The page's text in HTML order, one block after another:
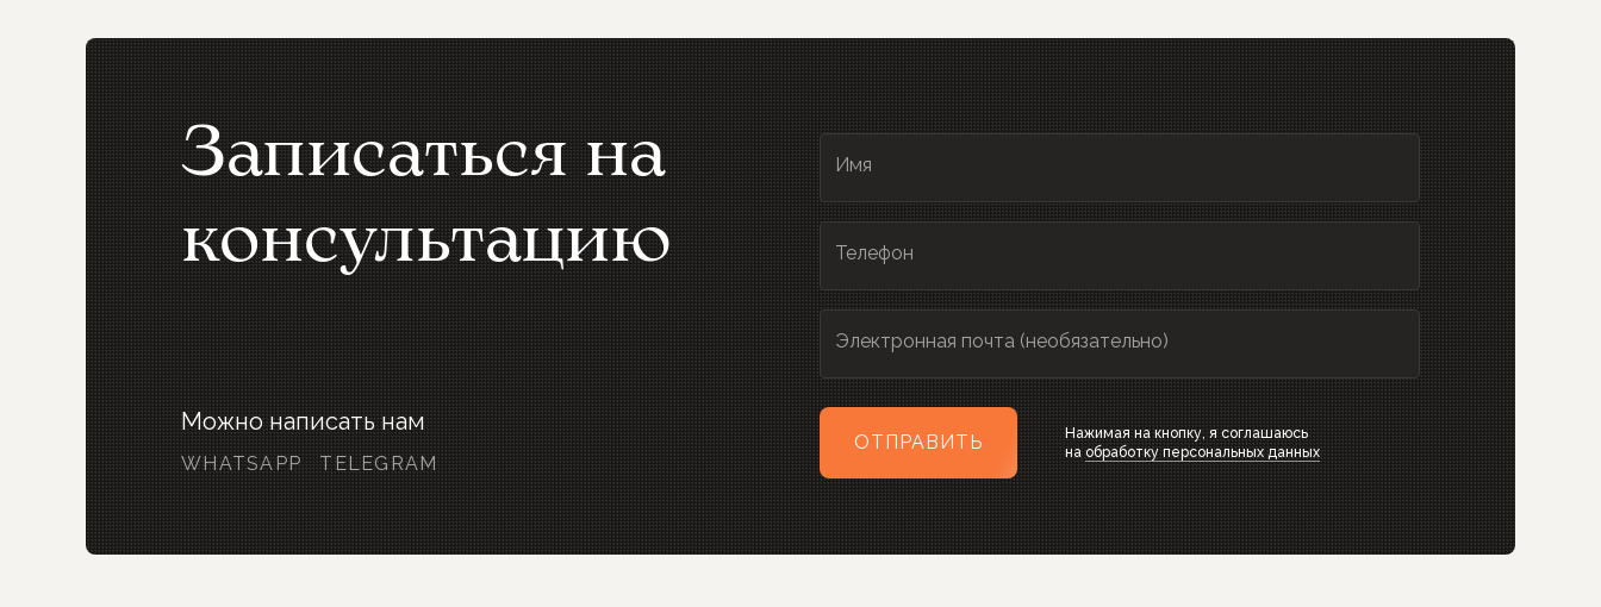
Записаться на
консультацию
Можно написать нам
WHATSAPP TELEGRAM
Имя
Телефон
Электронная почта (необязательно)
ОТПРАВИТЬ
Нажимая на кнопку, я соглашаюсь
на обработку персональных данных